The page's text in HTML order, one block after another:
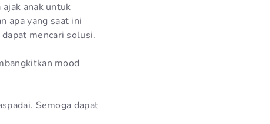
anak untuk
apa yang saat ini
mencari solusi.
mood
Semoga dapat